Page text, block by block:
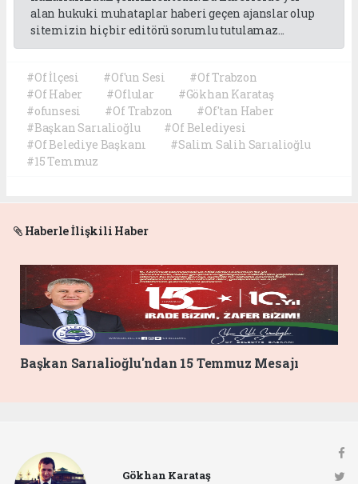
alan hukuki muhataplar haberi geçen ajanslar olup
sitemizin hiç bir editörü sorumlu tutulamaz...
#Of İlçesi #Of'un Sesi
#Of Trabzon
#Of Haber
#Oflular
#Gökhan Karataş
#ofunsesi
#Of Trabzon
#Of'tan Haber
#Başkan Sarıalioğlu
#Of Belediyesi
#Of Belediye Başkanı
#Salim Salih Sarıalioğlu
#15 Temmuz
Haberle İlişkili Haber
Başkan Sarıalioğlu'ndan 15 Temmuz Mesajı
Gökhan Karataş